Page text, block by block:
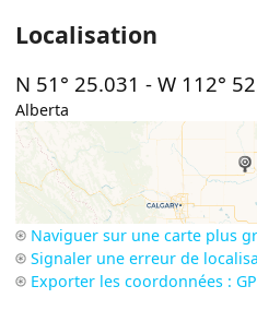
Localisation
N 51° 25.031 -W 112°
Alberta
Naviguer sur une carte plus
Signaler une erreur de
Exporter les coordonnées :